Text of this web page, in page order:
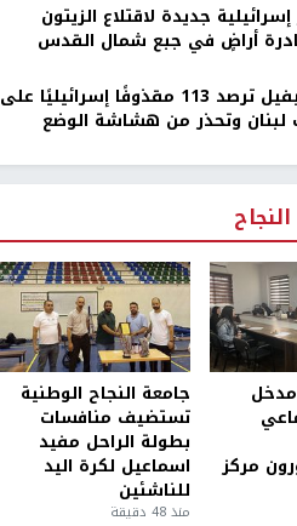
إسرائيلية جديدة لاقتلاع الزيتون
أراضٍ في جبع شمال القدس
اليونيفيل ترصد 113 مقذوفًا إسرائيليًا على
لبنان وتحذر من هشاشة الوضع
مركز
جامعة النجاح الوطنية
تستضيف منافسات
بطولة الراحل مفيد
اسماعيل لكرة اليد
للناشئين
منذ 48 دقيقة